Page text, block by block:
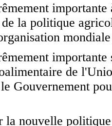
la politique
de
Gouvernement
la nouvelle